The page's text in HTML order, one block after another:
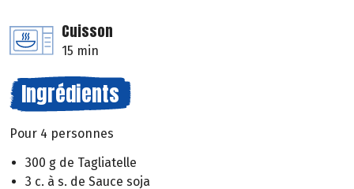
Cuisson
15 min
Ingrédients
Pour 4 personnes
300 g de Tagliatelle
3 c. à s. de Sauce soja